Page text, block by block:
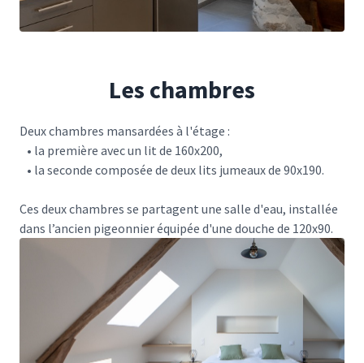
Les chambres
Deux chambres mansardées à l'étage :
• la première avec un lit de 160x200,
• la seconde composée de deux lits jumeaux de 90x190.
Ces deux chambres se partagent une salle d'eau, installée
dans l’ancien pigeonnier équipée d'une douche de 120x90.